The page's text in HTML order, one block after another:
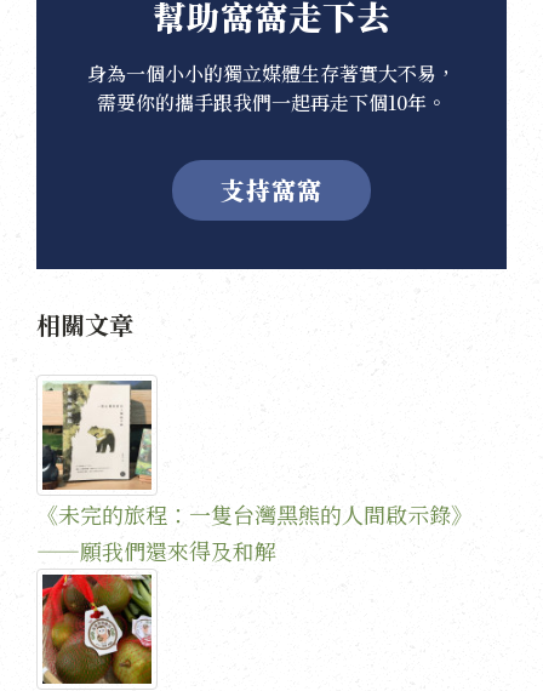
幫助窩窩走下去
身為一個小小的獨立媒體生存著實大不易，
需要你的攜手跟我們一起再走下個10年。
支持窩窩
相關文章
《未完的旅程：一隻台灣黑熊的人間啟示錄》
——願我們還來得及和解